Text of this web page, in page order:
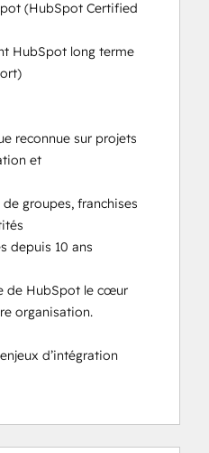
(HubSpot Certified
HubSpot long terme
reconnue sur projets
et
groupes, franchises
depuis 10 ans
de HubSpot le cœur
organisation.
d’intégration